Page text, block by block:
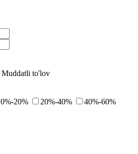
Muddatli to'lov
0%-20% 20%-40%
40%-60%